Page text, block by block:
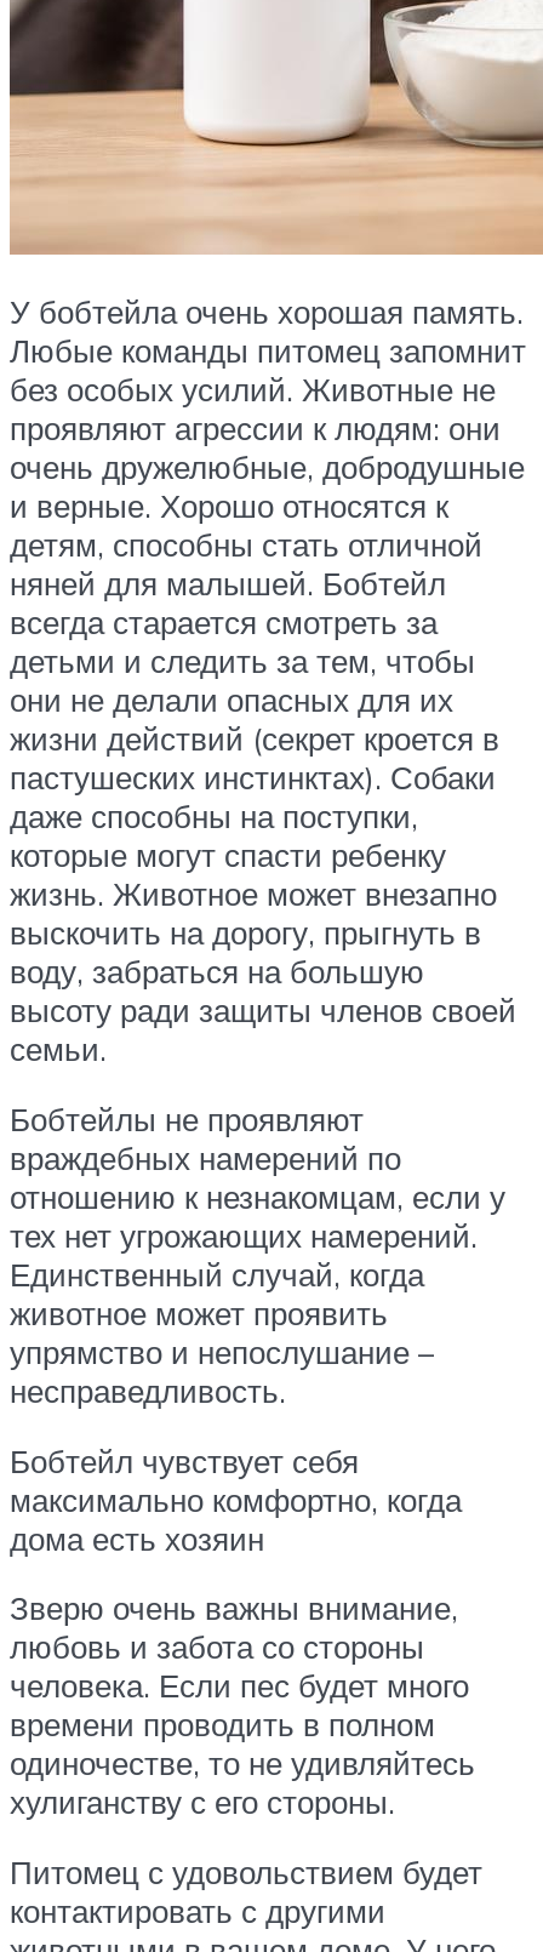
У бобтейла очень хорошая память.
Любые команды питомец запомнит
без особых усилий. Животные не
проявляют агрессии к людям: они
очень дружелюбные, добродушные
и верные. Хорошо относятся к
детям, способны стать отличной
няней для малышей. Бобтейл
всегда старается смотреть за
детьми и следить за тем, чтобы
они не делали опасных для их
жизни действий (секрет кроется в
пастушеских инстинктах). Собаки
даже способны на поступки,
которые могут спасти ребенку
жизнь. Животное может внезапно
выскочить на дорогу, прыгнуть в
воду, забраться на большую
высоту ради защиты членов своей
семьи.
Бобтейлы не проявляют
враждебных намерений по
отношению к незнакомцам, если у
тех нет угрожающих намерений.
Единственный случай, когда
животное может проявить
упрямство и непослушание –
несправедливость.
Бобтейл чувствует себя
максимально комфортно, когда
дома есть хозяин
Зверю очень важны внимание,
любовь и забота со стороны
человека. Если пес будет много
времени проводить в полном
одиночестве, то не удивляйтесь
хулиганству с его стороны.
Питомец с удовольствием будет
контактировать с другими